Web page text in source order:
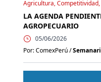
Agricultura,
LA AGENDA
AGROPECUARIO
05/06/2026
Por: ComexPerú /